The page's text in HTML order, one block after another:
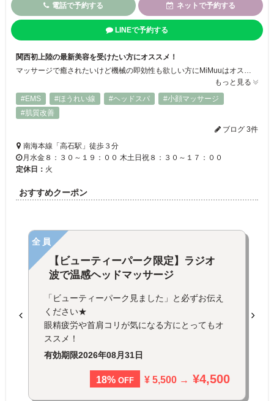
電話で予約する ネットで予約する
LINEで予約する
関西初上陸の最新美容を受けたい方にオススメ！
もっと見る
#EMS
#ほうれい線 #ヘッドスパ
#小顔マッサージ
#肌質改善
ブログ 3件
南海本線「高石駅」徒歩３分
月水金８：３０～１９：００ 木土日祝８：３０～１７：００
定休日： 火
おすすめクーポン
全員
【ビューティーパーク限定】ラジオ
波で温感ヘッドマッサージ
「ビューティーパーク見ました」と必ずお伝え
ください★
眼精疲労や首肩コリが気になる方にとってもオ
ススメ！
有効期限2026年08月31日
18% OFF ¥ 5,500 → ¥4,500